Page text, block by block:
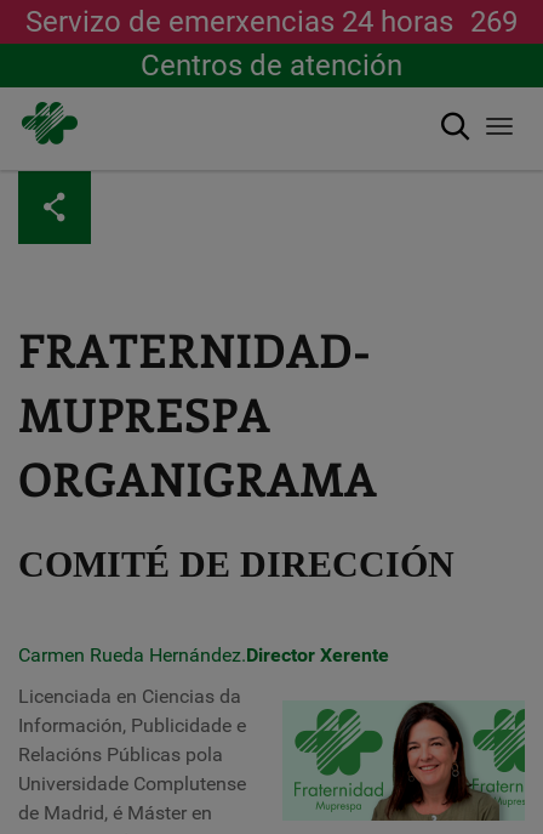
contido
principal
Servizo de emerxencias 24 horas 269
Centros de atención
Buscar
FRATERNIDAD-
MUPRESPA
ORGANIGRAMA
COMITÉ DE DIRECCIÓN
Carmen Rueda Hernández.Director Xerente
Licenciada en Ciencias da
Información, Publicidade e
Relacións Públicas pola
Universidade Complutense
de Madrid, é Máster en